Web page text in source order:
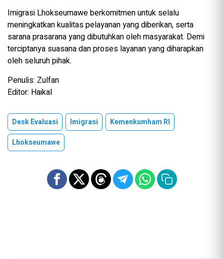
Imigrasi Lhokseumawe berkomitmen untuk selalu
meningkatkan kualitas pelayanan yang diberikan, serta
sarana prasarana yang dibutuhkan oleh masyarakat. Demi
terciptanya suasana dan proses layanan yang diharapkan
oleh seluruh pihak.
Penulis: Zulfan
Editor: Haikal
Desk Evaluasi Imigrasi
Kemenkumham RI
Lhokseumawe